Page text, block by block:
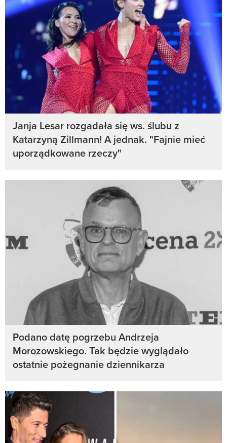
Janja Lesar rozgadała się ws. ślubu z
Katarzyną Zillmann! A jednak. "Fajnie mieć
uporządkowane rzeczy"
Podano datę pogrzebu Andrzeja
Morozowskiego. Tak będzie wyglądało
ostatnie pożegnanie dziennikarza